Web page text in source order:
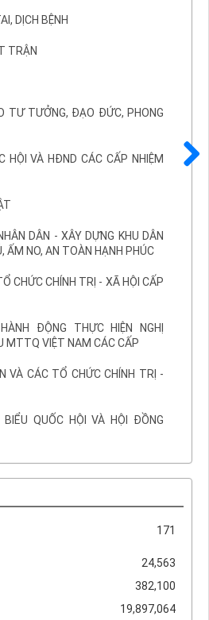
DỊCH BỆNH
TRẬN
TƯ TƯỞNG, ĐẠO ĐỨC, PHONG
HỘI VÀ HĐND CÁC CẤP NHIỆM
DÂN - XÂY DỰNG KHU DÂN
ẤM NO, AN TOÀN HẠNH PHÚC
CHỨC CHÍNH TRỊ - XÃ HỘI CẤP
ĐỘNG THỰC HIỆN NGHỊ
MTTQ VIỆT NAM CÁC CẤP
VÀ CÁC TỔ CHỨC CHÍNH TRỊ -
QUỐC HỘI VÀ HỘI ĐỒNG
171
24,563
382,100
19,897,064